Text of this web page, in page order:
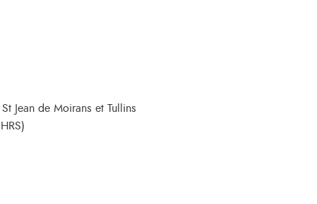
Jean de Moirans et Tullins